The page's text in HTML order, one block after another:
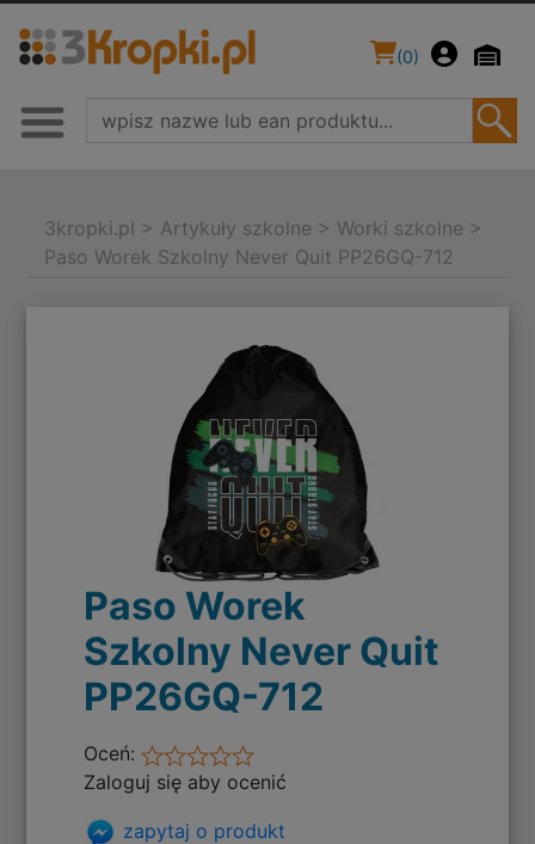
(0)
3kropki.pl > Artykuły szkolne > Worki szkolne >
Paso Worek Szkolny Never Quit PP26GQ-712
Paso Worek
Szkolny Never Quit
PP26GQ-712
Oceń:
Zaloguj się aby ocenić
zapytaj o produkt